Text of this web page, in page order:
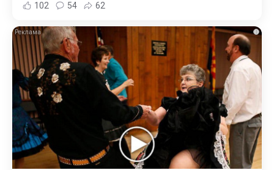
102 54 62
i